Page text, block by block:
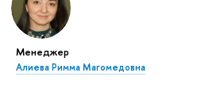
Менеджер
Алиева Римма Магомедовна